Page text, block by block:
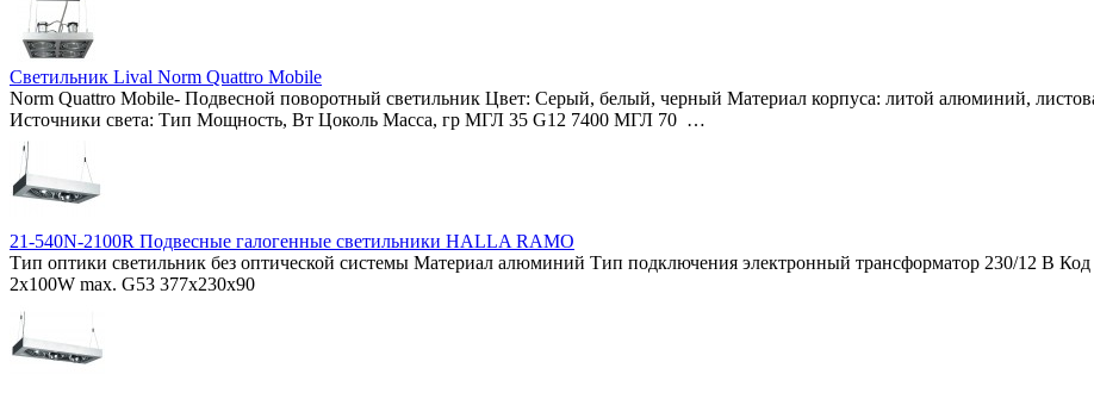
Светильник Lival Norm Quattro Mobile
Norm Quattro Mobile- Подвесной поворотный светильник Цвет: Серый, белый, черный Материал корпуса: литой алюминий,
Источники света: Тип Мощность, Вт Цоколь Масса, гр МГЛ 35 G12 7400 МГЛ 70 …
21-540N-2100R Подвесные галогенные светильники HALLA RAMO
Тип оптики светильник без оптической системы Материал алюминий Тип подключения электронный трансформатор 230/12 В
2x100W max. G53 377x230x90